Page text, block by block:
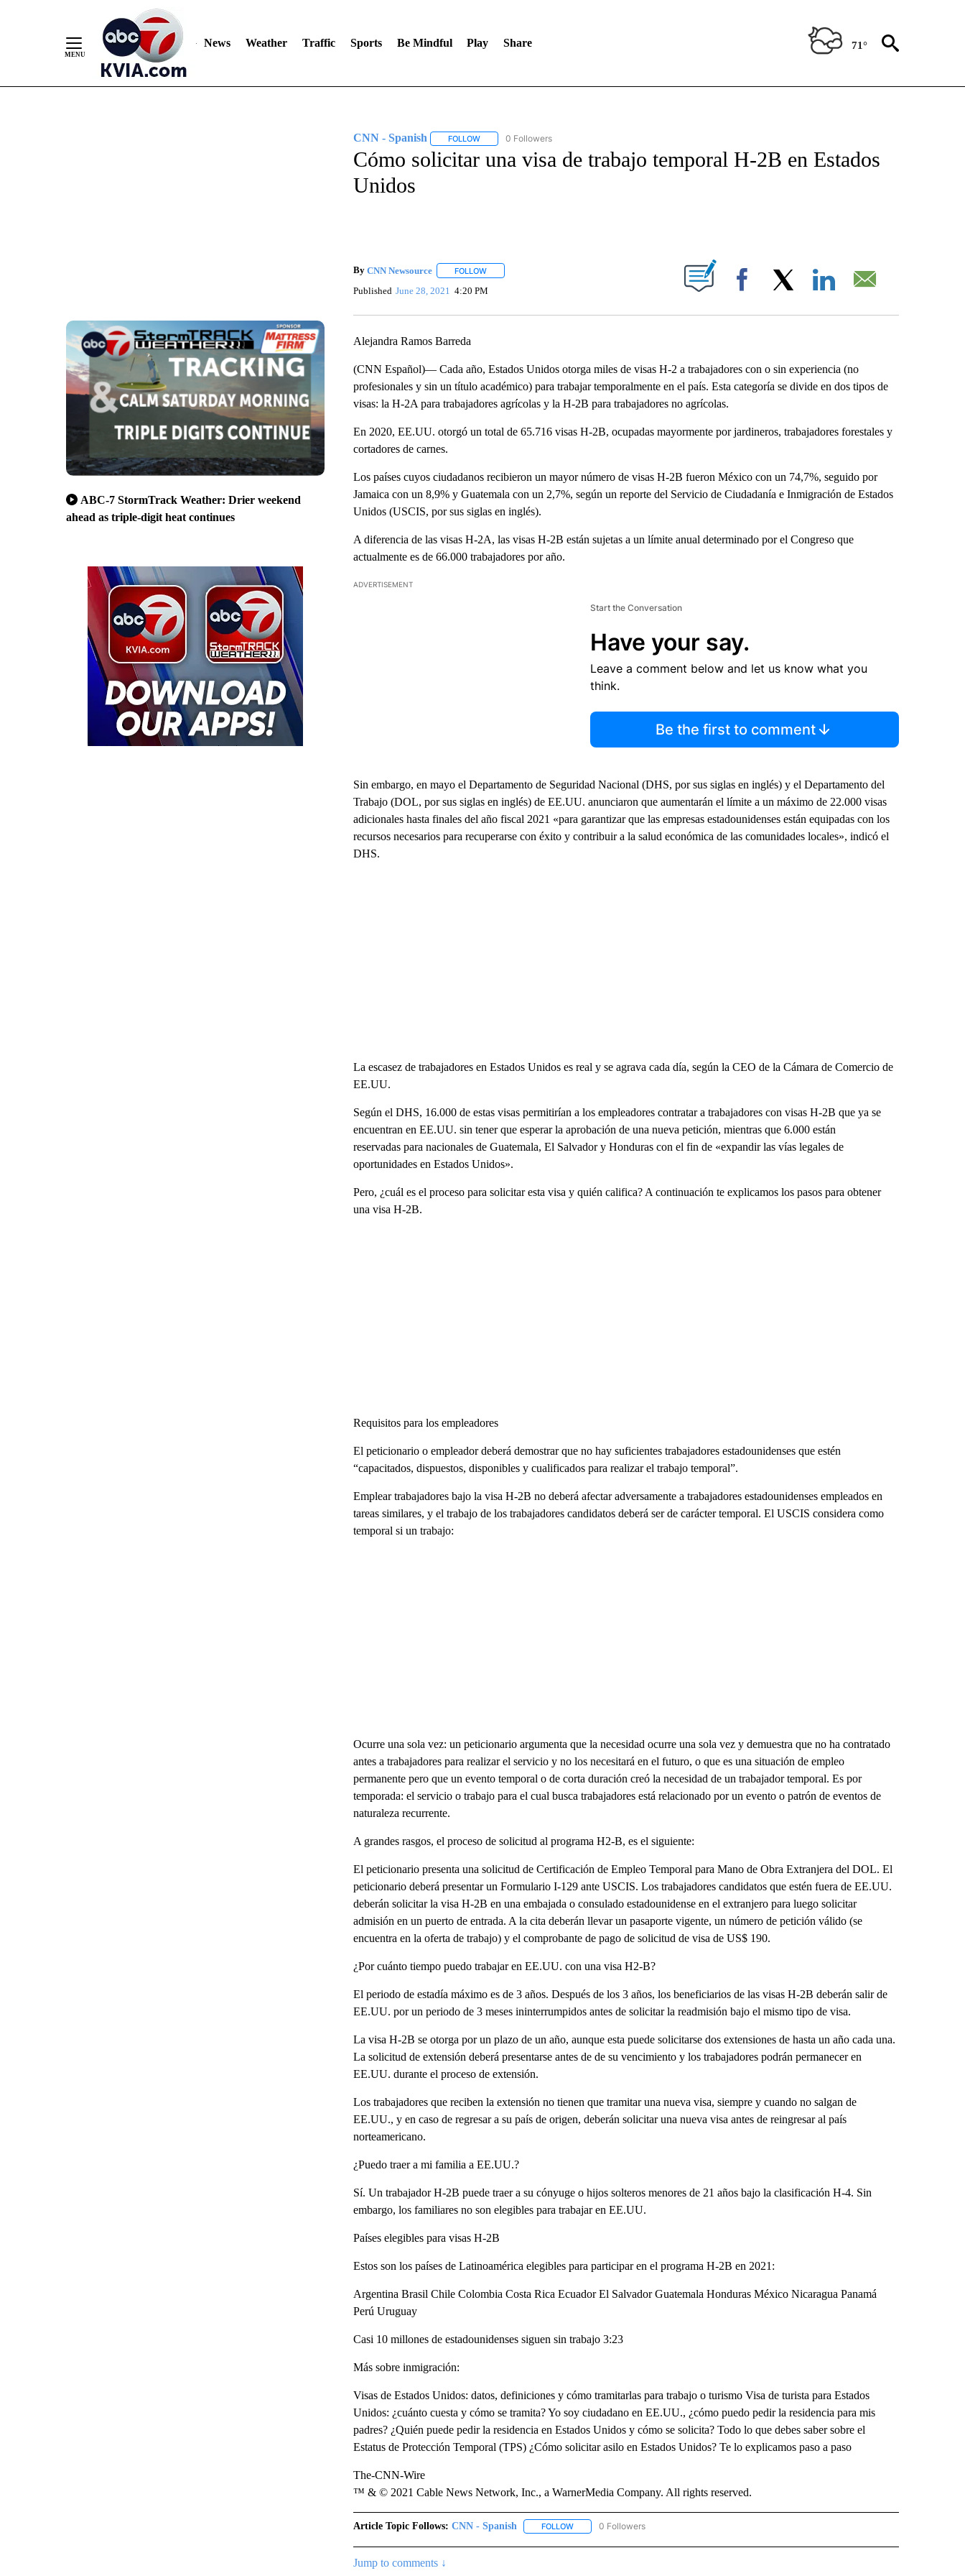
News Weather Traffic Sports Be Mindful Play Share 71°
ABC-7 StormTrack Weather: Drier weekend
ahead as triple-digit heat continues
CNN - Spanish FOLLOWFOLLOW "CNN - SPANISH" TO RECEIVE NOTIFICATIONS ABOUT NEW PAGES ON "CNN - SPANISH".
0 Followers
Cómo solicitar una visa de trabajo temporal H-2B en Estados
Unidos
By CNN Newsource FOLLOWFOLLOW "" TO RECEIVE NOTIFICATIONS ABOUT NEW PAGES ON "".
Published June 28, 2021 4:20 PM Facebook
Alejandra Ramos Barreda
(CNN Español)— Cada año, Estados Unidos otorga miles de visas H-2 a trabajadores con o sin experiencia (no
profesionales y sin un título académico) para trabajar temporalmente en el país. Esta categoría se divide en dos tipos de
visas: la H-2A para trabajadores agrícolas y la H-2B para trabajadores no agrícolas.
En 2020, EE.UU. otorgó un total de 65.716 visas H-2B, ocupadas mayormente por jardineros, trabajadores forestales y
cortadores de carnes.
Los países cuyos ciudadanos recibieron un mayor número de visas H-2B fueron México con un 74,7%, seguido por
Jamaica con un 8,9% y Guatemala con un 2,7%, según un reporte del Servicio de Ciudadanía e Inmigración de Estados
Unidos (USCIS, por sus siglas en inglés).
A diferencia de las visas H-2A, las visas H-2B están sujetas a un límite anual determinado por el Congreso que
actualmente es de 66.000 trabajadores por año.
ADVERTISEMENT
Start the Conversation
Have your say.
Leave a comment below and let us know what you
think.
Be the first to comment
Sin embargo, en mayo el Departamento de Seguridad Nacional (DHS, por sus siglas en inglés) y el Departamento del
Trabajo (DOL, por sus siglas en inglés) de EE.UU. anunciaron que aumentarán el límite a un máximo de 22.000 visas
adicionales hasta finales del año fiscal 2021 «para garantizar que las empresas estadounidenses están equipadas con los
recursos necesarios para recuperarse con éxito y contribuir a la salud económica de las comunidades locales», indicó el
DHS.
La escasez de trabajadores en Estados Unidos es real y se agrava cada día, según la CEO de la Cámara de Comercio de
EE.UU.
Según el DHS, 16.000 de estas visas permitirían a los empleadores contratar a trabajadores con visas H-2B que ya se
encuentran en EE.UU. sin tener que esperar la aprobación de una nueva petición, mientras que 6.000 están
reservadas para nacionales de Guatemala, El Salvador y Honduras con el fin de «expandir las vías legales de
oportunidades en Estados Unidos».
Pero, ¿cuál es el proceso para solicitar esta visa y quién califica? A continuación te explicamos los pasos para obtener
una visa H-2B.
Requisitos para los empleadores
El peticionario o empleador deberá demostrar que no hay suficientes trabajadores estadounidenses que estén
“capacitados, dispuestos, disponibles y cualificados para realizar el trabajo temporal”.
Emplear trabajadores bajo la visa H-2B no deberá afectar adversamente a trabajadores estadounidenses empleados en
tareas similares, y el trabajo de los trabajadores candidatos deberá ser de carácter temporal. El USCIS considera como
temporal si un trabajo:
Ocurre una sola vez: un peticionario argumenta que la necesidad ocurre una sola vez y demuestra que no ha contratado
antes a trabajadores para realizar el servicio y no los necesitará en el futuro, o que es una situación de empleo
permanente pero que un evento temporal o de corta duración creó la necesidad de un trabajador temporal. Es por
temporada: el servicio o trabajo para el cual busca trabajadores está relacionado por un evento o patrón de eventos de
naturaleza recurrente.
A grandes rasgos, el proceso de solicitud al programa H2-B, es el siguiente:
El peticionario presenta una solicitud de Certificación de Empleo Temporal para Mano de Obra Extranjera del DOL. El
peticionario deberá presentar un Formulario I-129 ante USCIS. Los trabajadores candidatos que estén fuera de EE.UU.
deberán solicitar la visa H-2B en una embajada o consulado estadounidense en el extranjero para luego solicitar
admisión en un puerto de entrada. A la cita deberán llevar un pasaporte vigente, un número de petición válido (se
encuentra en la oferta de trabajo) y el comprobante de pago de solicitud de visa de US$ 190.
¿Por cuánto tiempo puedo trabajar en EE.UU. con una visa H2-B?
El periodo de estadía máximo es de 3 años. Después de los 3 años, los beneficiarios de las visas H-2B deberán salir de
EE.UU. por un periodo de 3 meses ininterrumpidos antes de solicitar la readmisión bajo el mismo tipo de visa.
La visa H-2B se otorga por un plazo de un año, aunque esta puede solicitarse dos extensiones de hasta un año cada una.
La solicitud de extensión deberá presentarse antes de de su vencimiento y los trabajadores podrán permanecer en
EE.UU. durante el proceso de extensión.
Los trabajadores que reciben la extensión no tienen que tramitar una nueva visa, siempre y cuando no salgan de
EE.UU., y en caso de regresar a su país de origen, deberán solicitar una nueva visa antes de reingresar al país
norteamericano.
¿Puedo traer a mi familia a EE.UU.?
Sí. Un trabajador H-2B puede traer a su cónyuge o hijos solteros menores de 21 años bajo la clasificación H-4. Sin
embargo, los familiares no son elegibles para trabajar en EE.UU.
Países elegibles para visas H-2B
Estos son los países de Latinoamérica elegibles para participar en el programa H-2B en 2021:
Argentina Brasil Chile Colombia Costa Rica Ecuador El Salvador Guatemala Honduras México Nicaragua Panamá
Perú Uruguay
Casi 10 millones de estadounidenses siguen sin trabajo 3:23
Más sobre inmigración:
Visas de Estados Unidos: datos, definiciones y cómo tramitarlas para trabajo o turismo Visa de turista para Estados
Unidos: ¿cuánto cuesta y cómo se tramita? Yo soy ciudadano en EE.UU., ¿cómo puedo pedir la residencia para mis
padres? ¿Quién puede pedir la residencia en Estados Unidos y cómo se solicita? Todo lo que debes saber sobre el
Estatus de Protección Temporal (TPS) ¿Cómo solicitar asilo en Estados Unidos? Te lo explicamos paso a paso
The-CNN-Wire
™ & © 2021 Cable News Network, Inc., a WarnerMedia Company. All rights reserved.
Article Topic Follows: CNN - Spanish FOLLOWFOLLOW "CNN - SPANISH" TO RECEIVE NOTIFICATIONS ABOUT NEW PAGES ON "CNN - SPANISH".
0 Followers
Jump to comments ↓